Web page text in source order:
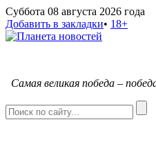
Суббота 08 августа 2026 года
Добавить в закладки• 18+
Самая великая победа –